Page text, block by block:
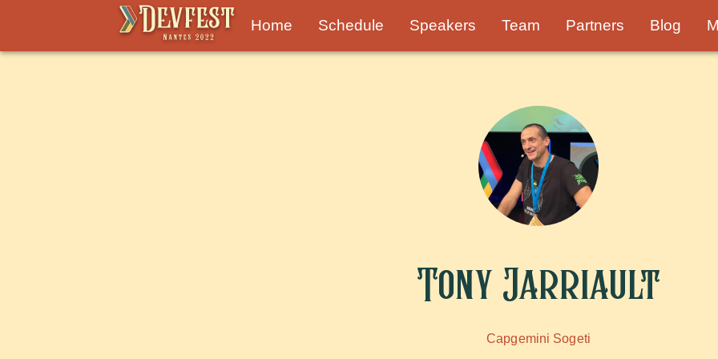
Home Schedule Speakers Team Partners Blog
Tony Jarriault
Capgemini Sogeti